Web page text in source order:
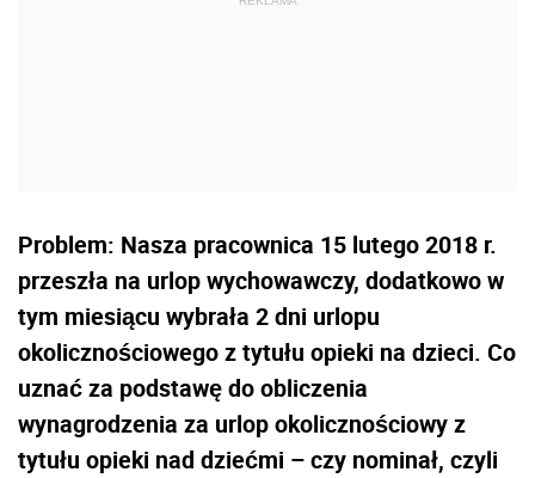
Problem: Nasza pracownica 15 lutego 2018 r.
przeszła na urlop wychowawczy, dodatkowo w
tym miesiącu wybrała 2 dni urlopu
okolicznościowego z tytułu opieki na dzieci. Co
uznać za podstawę do obliczenia
wynagrodzenia za urlop okolicznościowy z
tytułu opieki nad dziećmi – czy nominał, czyli